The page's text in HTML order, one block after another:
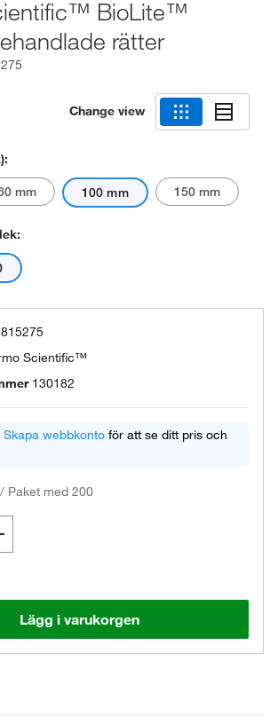
BioLite™
rätter
Change view
mm 100 mm 150 mm
Scientific™
130182
Skapa webbkonto för att se ditt pris och
/ Paket med 200
Lägg i varukorgen